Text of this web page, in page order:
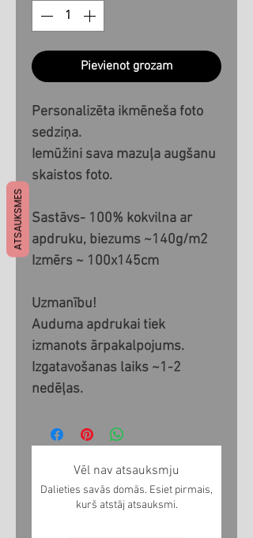
Pievienot grozam
Personalizēta ikmēneša foto
sedziņa.
Iemūžini sava mazuļa augšanu
skaistos foto.
Sastāvs- 100% kokvilna ar
apdruku, biezums ~140g/m2
Izmērs ~ 100x145cm
Uzmanību!
Auduma apdrukai tiek
izmanots ārpakalpojums.
Izgatavošanas laiks ~1-2
nedēļas.
Vēl nav atsauksmju
Dalieties savās domās. Esiet pirmais,
kurš atstāj atsauksmi.
ATSAUKSMES